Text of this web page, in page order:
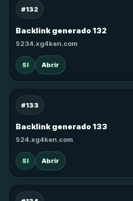
#132
Backlink generado 132
5234.xg4ken.com
SI Abrir
#133
Backlink generado 133
524.xg4ken.com
SI Abrir